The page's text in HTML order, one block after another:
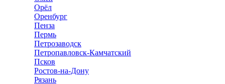
Орёл
Оренбург
Пенза
Пермь
Петрозаводск
Петропавловск-Камчатский
Псков
Ростов-на-Дону
Рязань